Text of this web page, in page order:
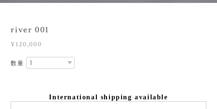
river 001
¥120,000
数量
International shipping available